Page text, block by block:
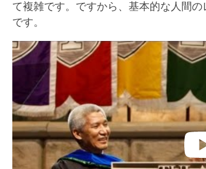
て複雑です。ですから、基本的な人間
です。